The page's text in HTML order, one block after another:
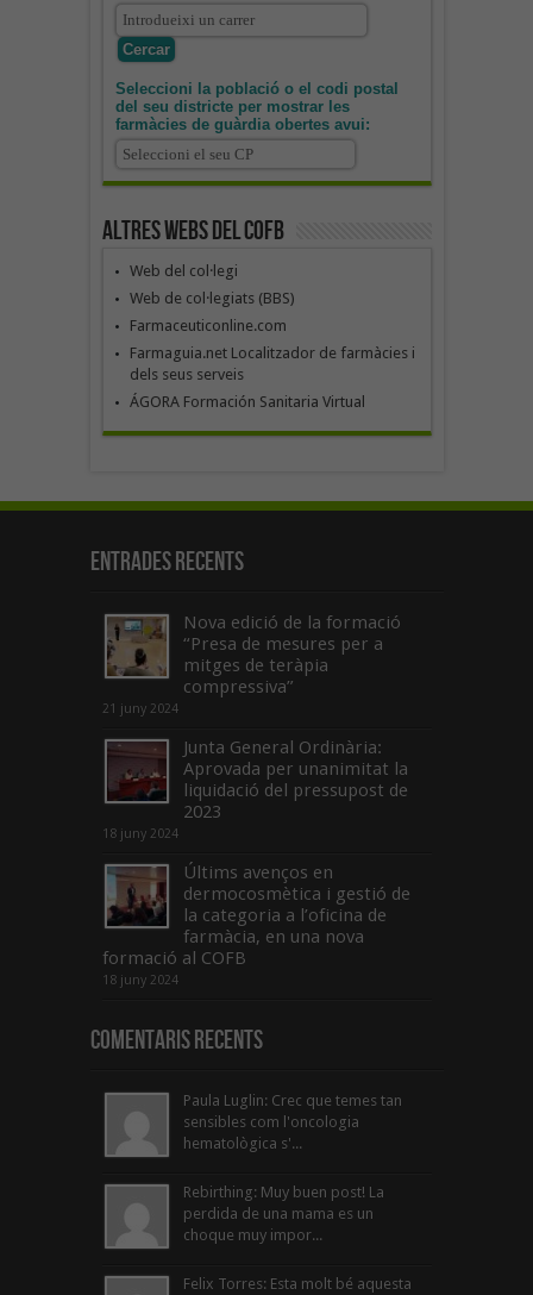
Seleccioni la població o el codi postal
del seu districte per mostrar les
farmàcies de guàrdia obertes avui:
Altres webs del COFB
Web del col·legi
Web de col·legiats (BBS)
Farmaceuticonline.com
Farmaguia.net Localitzador de farmàcies i
dels seus serveis
ÁGORA Formación Sanitaria Virtual
Entrades recents
Nova edició de la formació
“Presa de mesures per a
mitges de teràpia
compressiva”
21 juny 2024
Junta General Ordinària:
Aprovada per unanimitat la
liquidació del pressupost de
2023
18 juny 2024
Últims avenços en
dermocosmètica i gestió de
la categoria a l’oficina de
farmàcia, en una nova
formació al COFB
18 juny 2024
Comentaris Recents
Paula Luglin: Crec que temes tan
sensibles com l'oncologia
hematològica s'...
Rebirthing: Muy buen post! La
perdida de una mama es un
choque muy impor...
Felix Torres: Esta molt bé aquesta